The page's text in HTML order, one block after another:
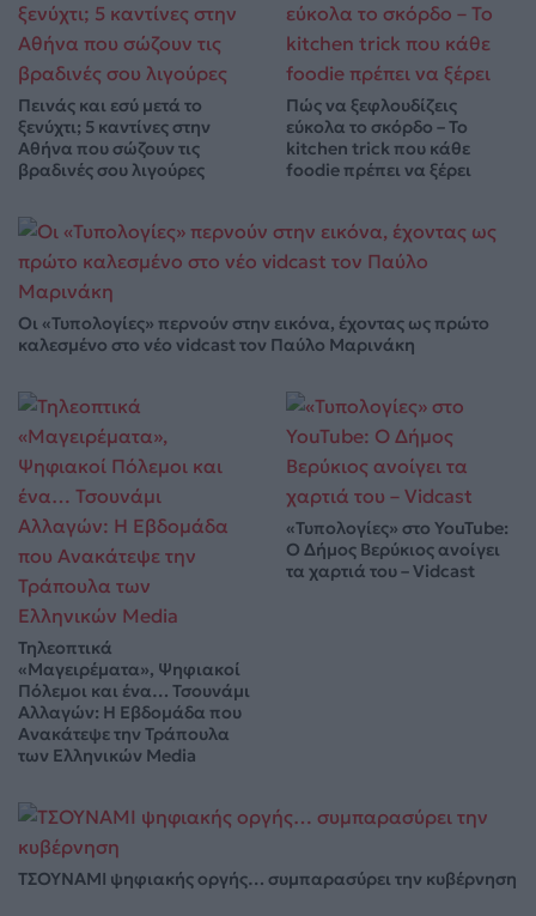
Πεινάς και εσύ μετά το
ξενύχτι; 5 καντίνες στην
Αθήνα που σώζουν τις
βραδινές σου λιγούρες
Πώς να ξεφλουδίζεις
εύκολα το σκόρδο – Το
kitchen trick που κάθε
foodie πρέπει να ξέρει
Οι «Τυπολογίες» περνούν στην εικόνα, έχοντας ως πρώτο
καλεσμένο στο νέο vidcast τον Παύλο Μαρινάκη
Τηλεοπτικά
«Μαγειρέματα», Ψηφιακοί
Πόλεμοι και ένα… Τσουνάμι
Αλλαγών: Η Εβδομάδα που
Ανακάτεψε την Τράπουλα
των Ελληνικών Media
«Τυπολογίες» στο YouTube:
Ο Δήμος Βερύκιος ανοίγει
τα χαρτιά του – Vidcast
ΤΣΟΥΝΑΜΙ ψηφιακής οργής… συμπαρασύρει την κυβέρνηση